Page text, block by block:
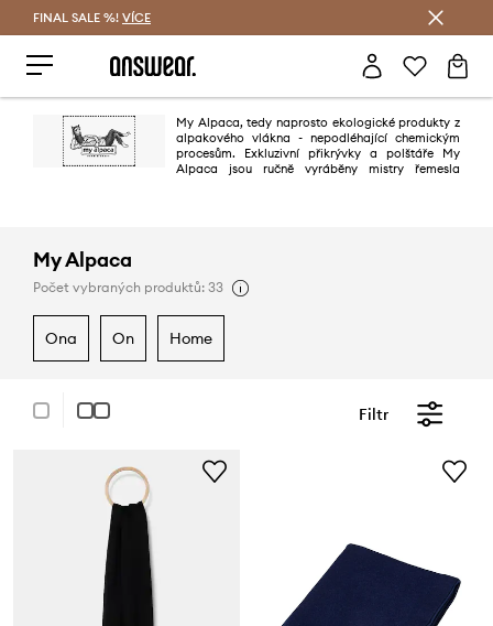
FINAL SALE %! VÍCE
My Alpaca, tedy naprosto ekologické produkty z
alpakového vlákna - nepodléhající chemickým
procesům. Exkluzivní přikrývky a polštáře My
Alpaca jsou ručně vyráběny mistry řemesla
My Alpaca
Počet vybraných produktů: 33
ona on home
Filtr